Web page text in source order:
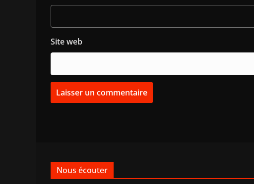
Site web
Nous écouter